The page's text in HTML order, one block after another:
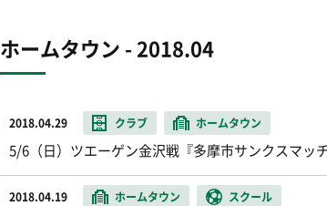
ホームタウン - 2018.04
2018.04.29 クラブ ホームタウン
5/6（日）ツエーゲン金沢戦『多摩市サンクスマッ
2018.04.19 ホームタウン スクール